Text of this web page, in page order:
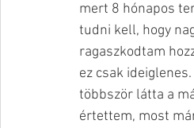
mert 8 hónapos
tudni kell, hogy
ragaszkodtam
ez csak
többször látta a
értettem, most